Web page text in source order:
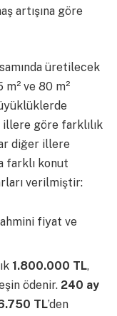
artışına göre
üretilecek
m² ve 80 m²
illere göre farklılık
diğer illere
farklı konut
verilmiştir:
fiyat ve
1.800.000 TL,
ödenir. 240 ay
TL’den